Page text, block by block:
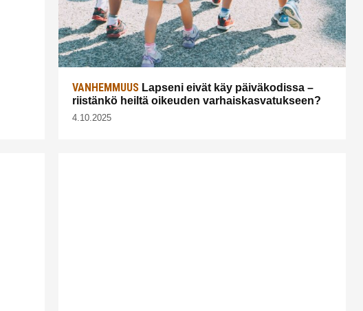
VANHEMMUUS Lapseni eivät käy päiväkodissa –
riistänkö heiltä oikeuden varhaiskasvatukseen?
4.10.2025